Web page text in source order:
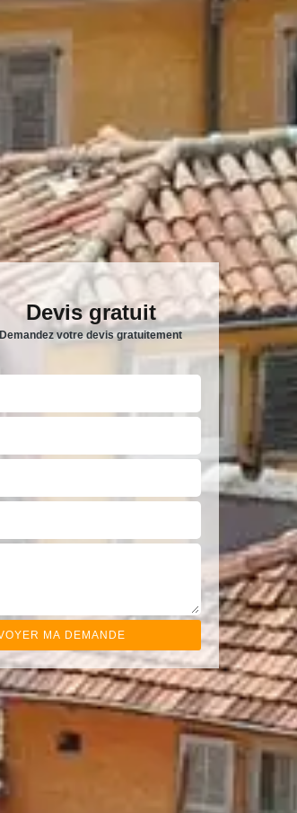
Devis gratuit
Demandez votre devis gratuitement